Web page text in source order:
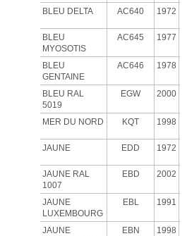
BLEU DELTA AC640 1972
BLEU
MYOSOTIS
AC645 1977
BLEU
GENTAINE
AC646 1978
BLEU RAL
5019
EGW 2000
MER DU NORD KQT 1998
JAUNE EDD 1972
JAUNE RAL
1007
EBD 2002
JAUNE
LUXEMBOURG
EBL 1991
JAUNE
EBN 1998